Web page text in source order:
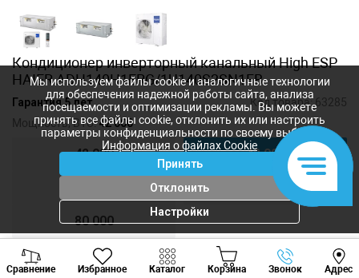
Кондиционер инверторный канальный High ESP
HAIER ADH140H1ERG/1U140S2SN1FB
Гарантия 5 лет Код товара:63285
Мощность, BTU:42 000
42 000 42 000
68 000
80 000
Сравнение Избранное Каталог Корзина Звонок Адрес
Viber Whatsapp
Мы используем файлы cookie и аналогичные технологии
для обеспечения надежной работы сайта, анализа
посещаемости и оптимизации рекламы. Вы можете
принять все файлы cookie, отклонить их или настроить
параметры конфиденциальности по своему выбору.
Информация о файлах Cookie
Принять
Отклонить
Настройки